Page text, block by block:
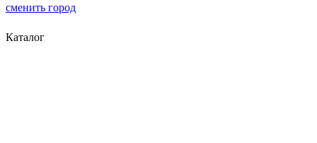
сменить город
Каталог